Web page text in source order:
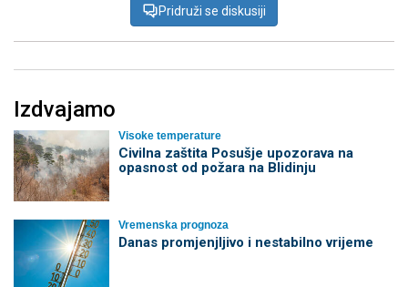
Pridruži se diskusiji
Izdvajamo
Visoke temperature
Civilna zaštita Posušje upozorava na
opasnost od požara na Blidinju
Vremenska prognoza
Danas promjenjljivo i nestabilno vrijeme